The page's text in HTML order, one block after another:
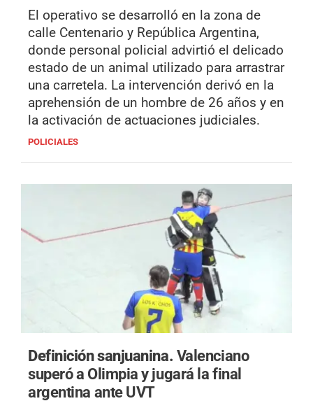
El operativo se desarrolló en la zona de
calle Centenario y República Argentina,
donde personal policial advirtió el delicado
estado de un animal utilizado para arrastrar
una carretela. La intervención derivó en la
aprehensión de un hombre de 26 años y en
la activación de actuaciones judiciales.
POLICIALES
Definición sanjuanina. Valenciano
superó a Olimpia y jugará la final
argentina ante UVT